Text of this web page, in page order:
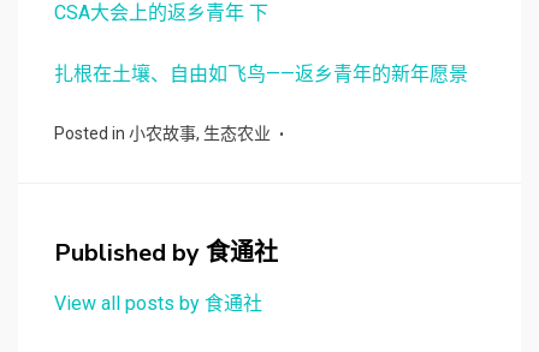
CSA大会上的返乡青年 下
扎根在土壤、自由如飞鸟——返乡青年的新年愿景
Posted in 小农故事, 生态农业
Published by食通社
View all posts by 食通社